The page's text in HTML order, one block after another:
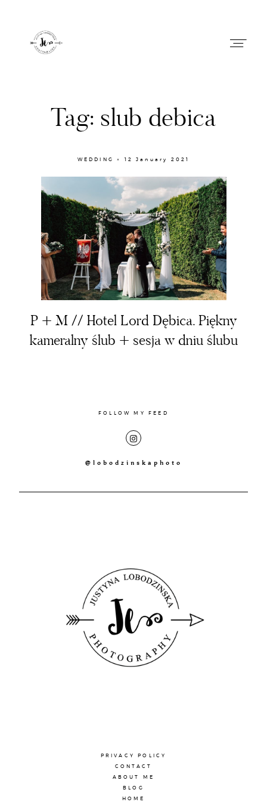
HOME
BLOG
ABOUT ME
CONTACT
PORTRAIT
CLIENT ZONE
Tag: slub debica
WEDDING × 12 January 2021
P + M // Hotel Lord Dębica. Piękny
kameralny ślub + sesja w dniu ślubu
FOLLOW MY FEED
@lobodzinskaphoto
PRIVACY POLICY
CONTACT
ABOUT ME
BLOG
HOME
Justyna Lobodzinska
BLOG
ABOUT ME
CONTACT
PORTRAIT